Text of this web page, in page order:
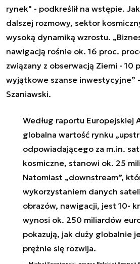
rynek" - podkreślił na wstępie.
dalszej rozmowy, sektor
wysoką dynamiką wzrostu.
nawigacją rośnie ok. 16 proc.
związany z obserwacją Ziemi - 10
wyjątkowe szanse inwestycyjne”
Szaniawski.
Według raportu Europejskiej
globalna wartość rynku
odpowiadającego za m.in.
kosmiczne, stanowi ok. 25
Natomiast „downstream”,
wykorzystaniem danych
obrazów, nawigacji, jest 10-
wynosi ok. 250 miliardów
pokazują, jak duży globalnie
prężnie się rozwija.